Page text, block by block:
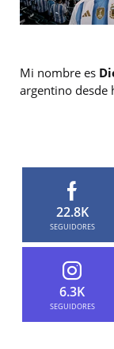
Mi nombre es
argentino desde
22.8K
SEGUIDORES
6.3K
SEGUIDORES